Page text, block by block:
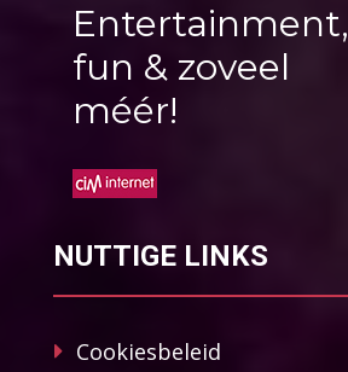
Entertainment,
fun & zoveel
méér!
NUTTIGE LINKS
Cookiesbeleid